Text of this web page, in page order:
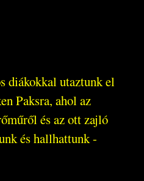
diákokkal utaztunk el
Paksra, ahol az
és az ott zajló
és hallhattunk -